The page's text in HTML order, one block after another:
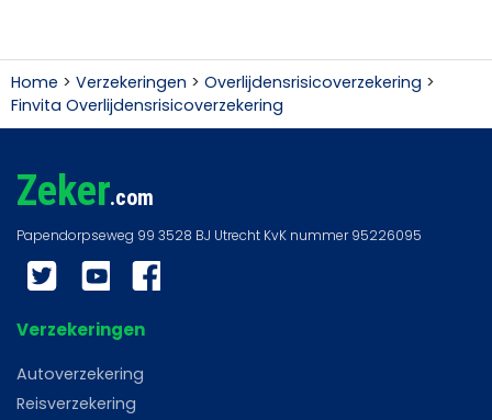
Home > Verzekeringen > Overlijdensrisicoverzekering >
Finvita Overlijdensrisicoverzekering
Zeker.com
Twitter YouTube
Verzekeringen
Autoverzekering
Reisverzekering